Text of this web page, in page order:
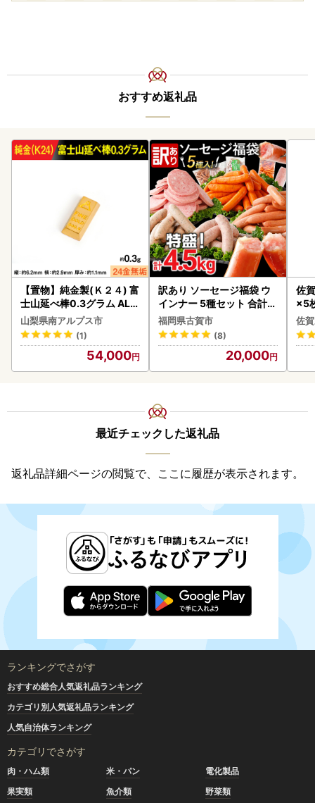
おすすめ返礼品
【置物】純金製(Ｋ２４) 富
士山延べ棒0.3グラム ALP
BK193
山梨県南アルプス市
(1)
54,000
訳あり ソーセージ福袋 ウ
インナー 5種セット 合計4.
5kg ソーセージ
福岡県古賀市
(8)
20,000
佐
×5
佐
最近チェックした返礼品
返礼品詳細ページの閲覧で、ここに履歴が表示されます。
ランキングでさがす
おすすめ総合人気返礼品ランキング
カテゴリ別人気返礼品ランキング
人気自治体ランキング
カテゴリでさがす
肉・ハム類 米・パン
電化製品
果実類
魚介類
野菜類